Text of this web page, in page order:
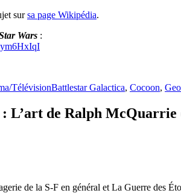
sursa page Wikipédia.
Wars :
TélévisionÉtiquettes
Battlestar Galactica, Cocoon,
: L’art de Ralph McQuarrie
de la S-F en général et La Guerre des